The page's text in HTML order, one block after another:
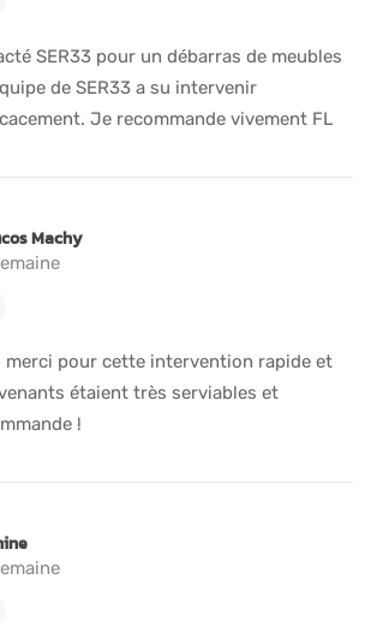
SER33 pour un débarras de meubles
de SER33 a su intervenir
Je recommande vivement FL
Machy
merci pour cette intervention rapide et
étaient très serviables et
!